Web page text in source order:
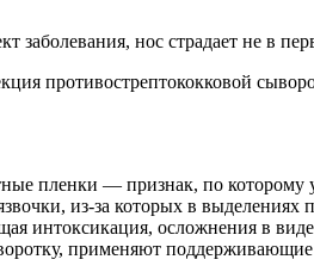
нос страдает не в
противострептококковой
пленки — признак, по
из-за которых в выделениях
интоксикация, осложнения в
применяют поддерживающие